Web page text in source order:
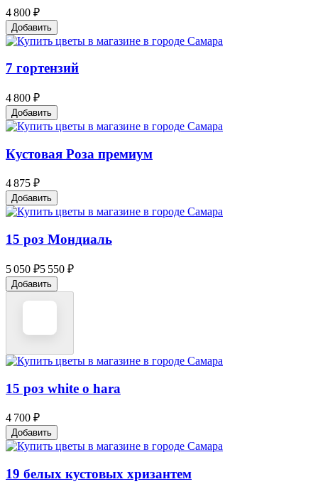
4 800 ₽
Добавить
7 гортензий
4 800 ₽
Добавить
Кустовая Роза премиум
4 875 ₽
Добавить
15 роз Мондиаль
5 050 ₽5 550 ₽
Добавить
15 роз white o hara
4 700 ₽
Добавить
19 белых кустовых хризантем